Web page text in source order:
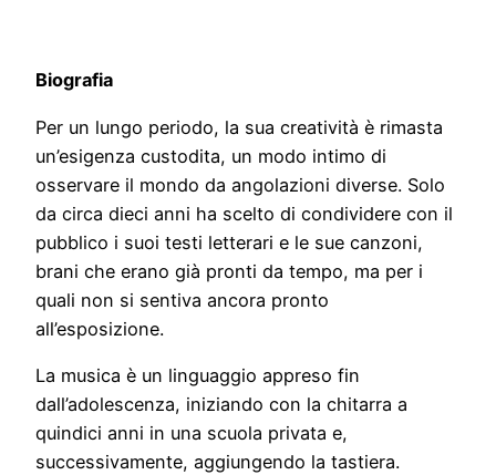
Biografia
Per un lungo periodo, la sua creatività è rimasta
un’esigenza custodita, un modo intimo di
osservare il mondo da angolazioni diverse. Solo
da circa dieci anni ha scelto di condividere con il
pubblico i suoi testi letterari e le sue canzoni,
brani che erano già pronti da tempo, ma per i
quali non si sentiva ancora pronto
all’esposizione.
La musica è un linguaggio appreso fin
dall’adolescenza, iniziando con la chitarra a
quindici anni in una scuola privata e,
successivamente, aggiungendo la tastiera.